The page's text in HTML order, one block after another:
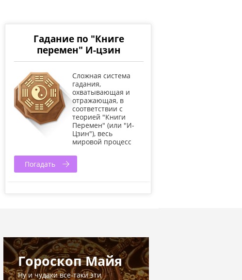
Гадание по "Книге
перемен" И-цзин
Cложная система
гадания,
охватывающая и
отражающая, в
соответствии с
теорией "Книги
Перемен" (или "И-
Цзин"), весь
мировой процесс
Погадать
Гороскоп Майя
Ну и чудаки все-таки эти